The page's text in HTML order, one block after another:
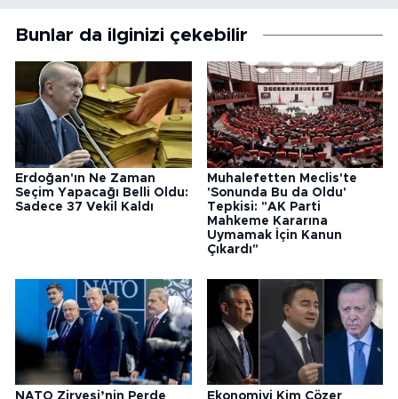
Bunlar da ilginizi çekebilir
Erdoğan'ın Ne Zaman
Seçim Yapacağı Belli Oldu:
Sadece 37 Vekil Kaldı
Muhalefetten Meclis'te
'Sonunda Bu da Oldu'
Tepkisi: "AK Parti
Mahkeme Kararına
Uymamak İçin Kanun
Çıkardı"
NATO Zirvesi’nin Perde
Ekonomiyi Kim Çözer